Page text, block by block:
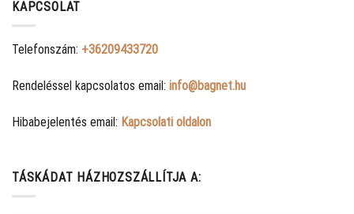
KAPCSOLAT
Telefonszám: +36209433720
Rendeléssel kapcsolatos email: info@bagnet.hu
Hibabejelentés email: Kapcsolati oldalon
TÁSKÁDAT HÁZHOZSZÁLLÍTJA A: